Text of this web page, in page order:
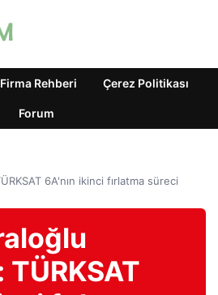
Firma Rehberi Çerez Politikası
Forum
6A'nın ikinci fırlatma süreci